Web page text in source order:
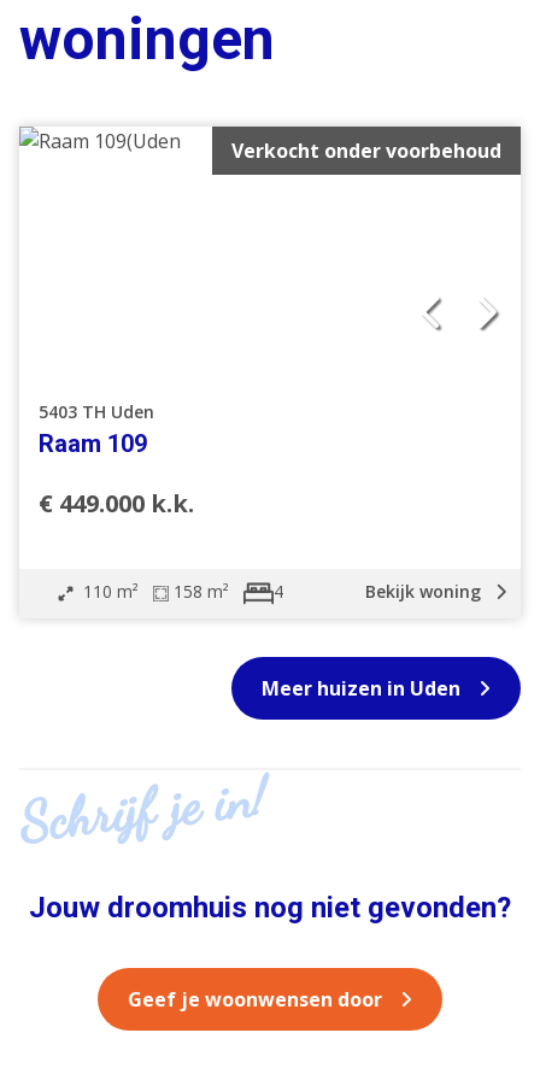
woningen
Verkocht onder voorbehoud
5403 TH Uden
Raam 109
€ 449.000 k.k.
110 m² 158 m² 4 Bekijk woning
Meer huizen in Uden
Jouw droomhuis nog niet gevonden?
Schrijf je in!
Geef je woonwensen door